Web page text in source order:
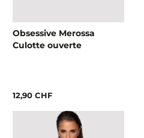
Obsessive Merossa
Culotte ouverte
12,90 CHF